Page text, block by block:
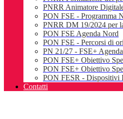
PNRR Animatore
PON FSE - Programma
PNRR DM 19/2024 per
PON FSE Agenda Nord
PON FSE - Percorsi di
PN 21/27 - FSE+
PON FSE+ Obiettivo
PON FSE+ Obiettivo
PON FESR - Dispositivi
Contatti